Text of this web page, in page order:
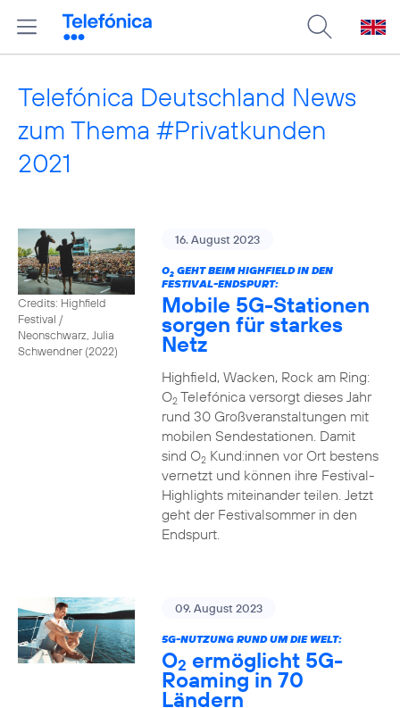
Telefónica Deutschland News
zum Thema #Privatkunden
2021
Credits: Highfield
Festival /
Neonschwarz, Julia
Schwendner (2022)
16. August 2023
O2GEHT BEIM HIGHFIELD IN DEN
FESTIVAL-ENDSPURT:
Mobile 5G-Stationen
sorgen für starkes
Netz
Highfield, Wacken, Rock am Ring:
O2Telefónica versorgt dieses Jahr
rund 30 Großveranstaltungen mit
mobilen Sendestationen. Damit
sind O2Kund:innen vor Ort bestens
vernetzt und können ihre Festival-
Highlights miteinander teilen. Jetzt
geht der Festivalsommer in den
Endspurt.
09. August 2023
5G-NUTZUNG RUND UM DIE WELT:
O2 ermöglicht 5G-
Roaming in 70
Ländern